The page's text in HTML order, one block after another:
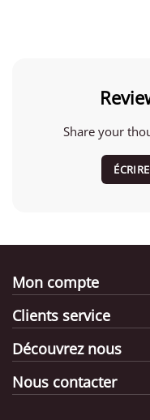
Share your
Mon compte
Clients service
Découvrez nous
Nous contacter